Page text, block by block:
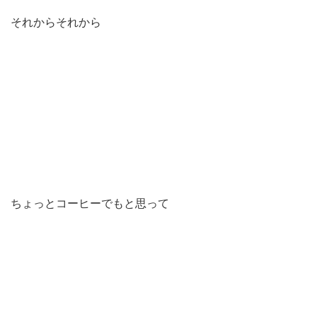
それからそれから
ちょっとコーヒーでもと思って